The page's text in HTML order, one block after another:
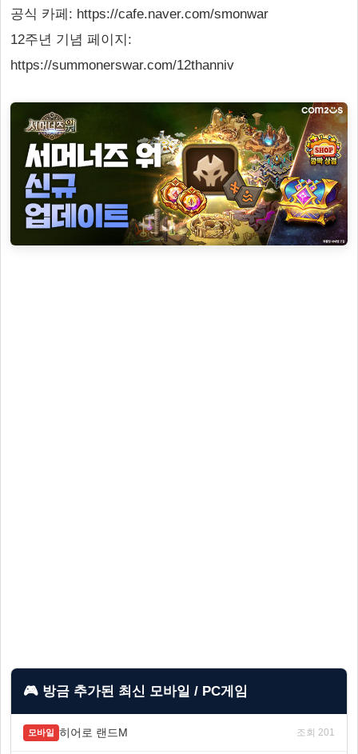
공식 카페: https://cafe.naver.com/smonwar
12주년 기념 페이지:
https://summonerswar.com/12thanniv
🎮 방금 추가된 최신 모바일 / PC게임
모바일 히어로 랜드M 조회 201